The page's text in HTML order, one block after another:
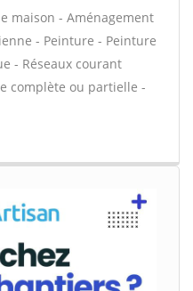
maison - Aménagement
- Peinture - Peinture
- Réseaux courant
complète ou partielle -